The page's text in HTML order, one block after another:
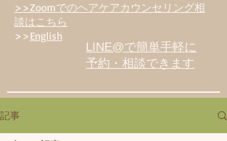
>>Zoomでのヘアケアカウンセリング相
談はこちら
>>English
LINE@で簡単手軽に
予約・相談できます
記事